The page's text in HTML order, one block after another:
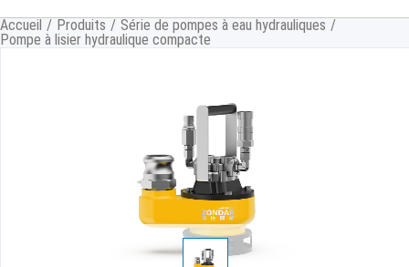
Accueil / Produits / Série de pompes à eau hydrauliques /
Pompe à lisier hydraulique compacte